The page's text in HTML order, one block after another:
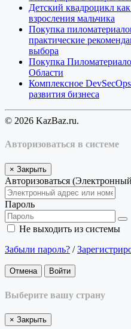
Детский квадроцикл
взросления мальчика
Покупка
практические
выбора
Покупка
Области
Комплексное
развития бизнеса
© 2026 KazBaz.ru.
Авторизоваться в системе
× Закрыть
Авторизоваться
Пароль
Не выходить из системы
Забыли пароль? /
Отмена Войти
Выберите вашу страну
× Закрыть